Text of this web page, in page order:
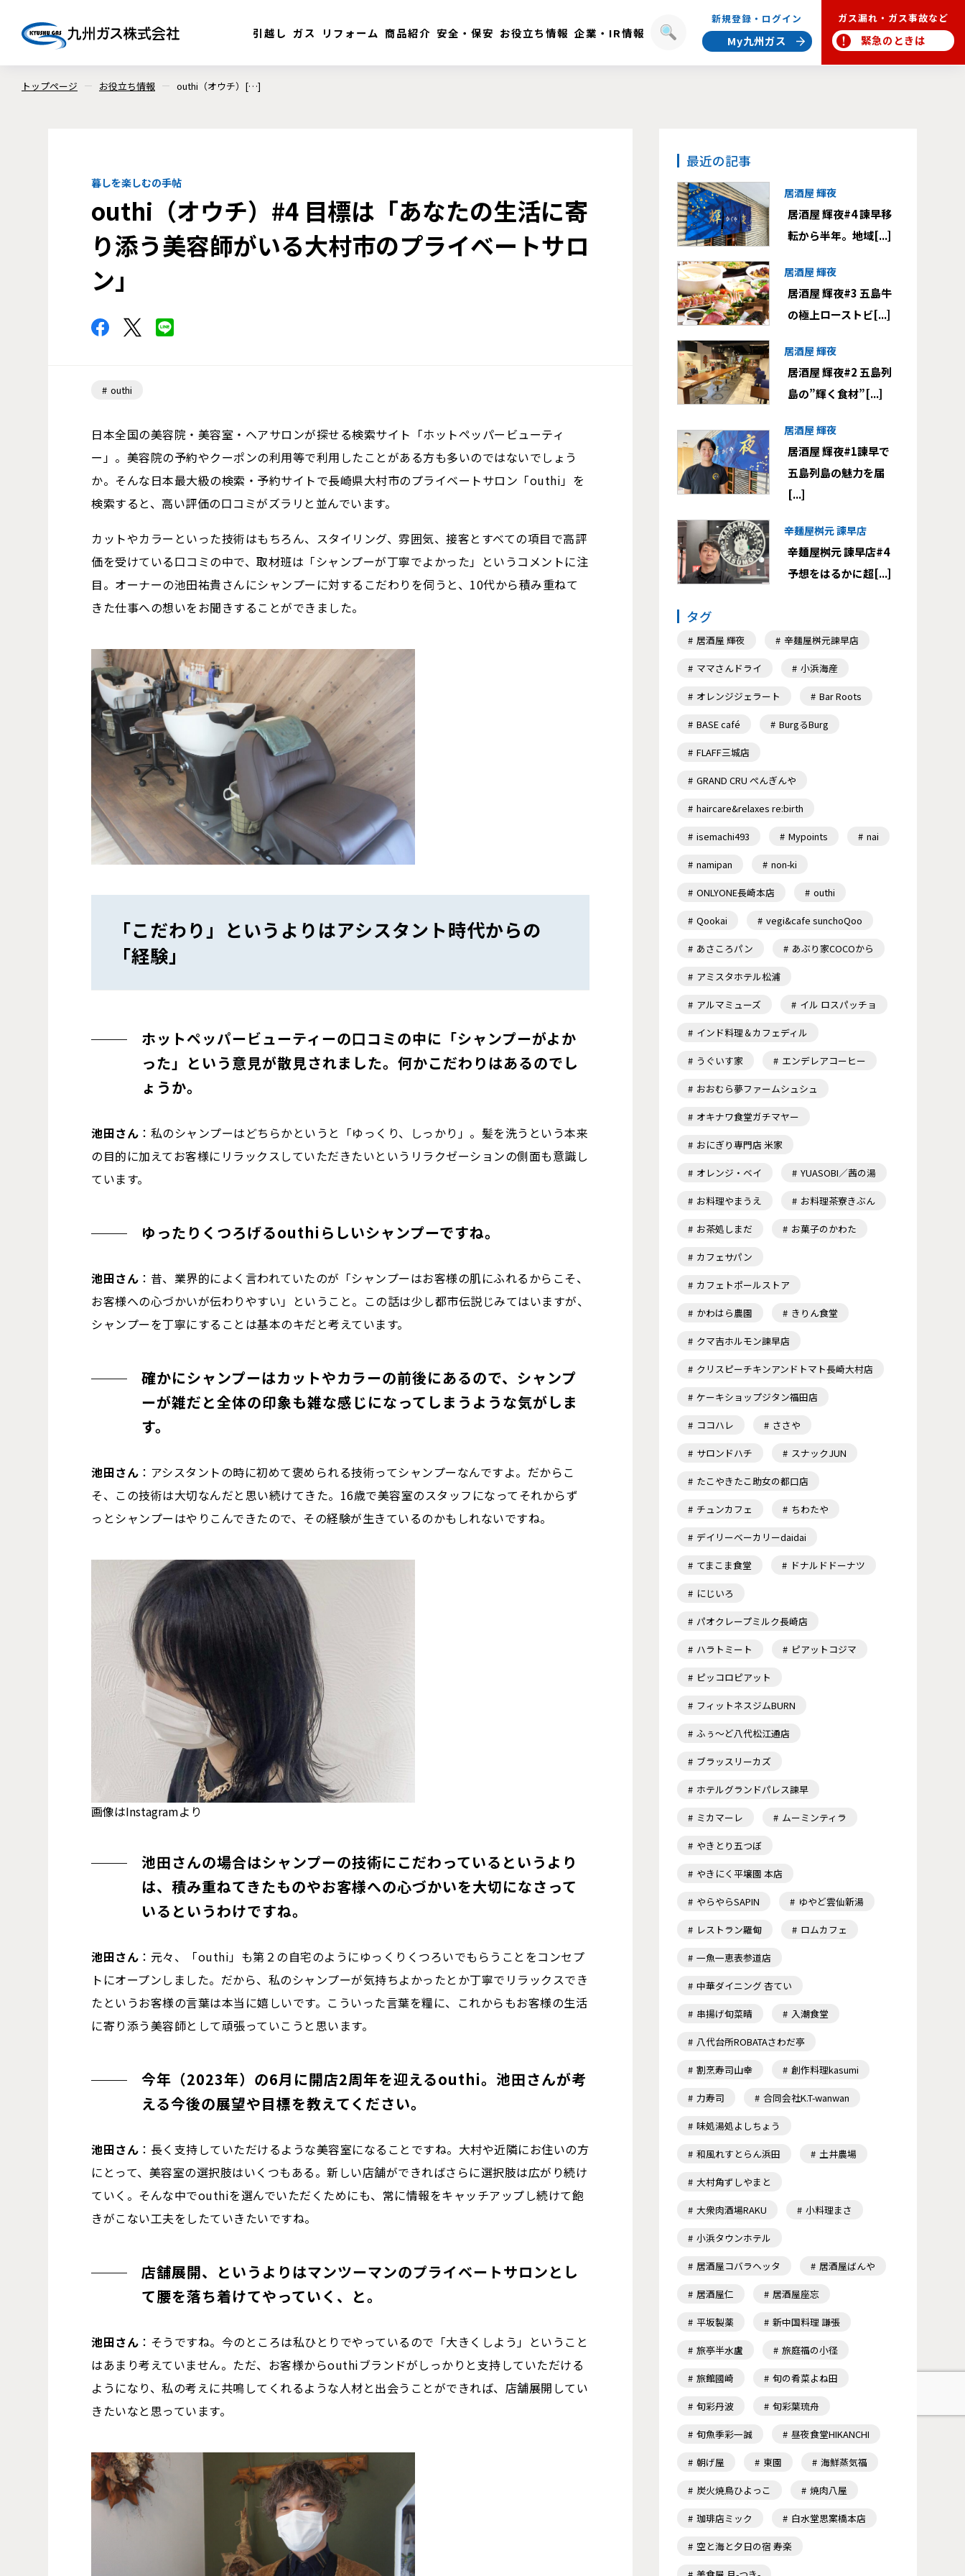
引越し ガス リフォーム 商品紹介 安全・保安 お役立ち情報 企業・IR情報
新規登録・ログイン
My九州ガス
ガス漏れ・ガス事故など
緊急のときは
トップページ お役立ち情報 outhi（オウチ）[…]
暮しを楽しむの手帖
outhi（オウチ）#4 目標は「あなたの生活に寄
り添う美容師がいる大村市のプライベートサロ
ン」
outhi
日本全国の美容院・美容室・ヘアサロンが探せる検索サイト「ホットペッパービューティ
ー」。美容院の予約やクーポンの利用等で利用したことがある方も多いのではないでしょう
か。そんな日本最大級の検索・予約サイトで長崎県大村市のプライベートサロン「outhi」を
検索すると、高い評価の口コミがズラリと並んでいます。
カットやカラーといった技術はもちろん、スタイリング、雰囲気、接客とすべての項目で高評
価を受けている口コミの中で、取材班は「シャンプーが丁寧でよかった」というコメントに注
目。オーナーの池田祐貴さんにシャンプーに対するこだわりを伺うと、10代から積み重ねて
きた仕事への想いをお聞きすることができました。
「こだわり」というよりはアシスタント時代からの
「経験」
ホットペッパービューティーの口コミの中に「シャンプーがよか
った」という意見が散見されました。何かこだわりはあるのでし
ょうか。
池田さん ：私のシャンプーはどちらかというと「ゆっくり、しっかり」。髪を洗うという本来
の目的に加えてお客様にリラックスしていただきたいというリラクゼーションの側面も意識し
ています。
ゆったりくつろげるouthiらしいシャンプーですね。
池田さん ：昔、業界的によく言われていたのが「シャンプーはお客様の肌にふれるからこそ、
お客様への心づかいが伝わりやすい」ということ。この話は少し都市伝説じみてはいますが、
シャンプーを丁寧にすることは基本のキだと考えています。
確かにシャンプーはカットやカラーの前後にあるので、シャンプ
ーが雑だと全体の印象も雑な感じになってしまうような気がしま
す。
池田さん ：アシスタントの時に初めて褒められる技術ってシャンプーなんですよ。だからこ
そ、この技術は大切なんだと思い続けてきた。16歳で美容室のスタッフになってそれからず
っとシャンプーはやりこんできたので、その経験が生きているのかもしれないですね。
画像はInstagramより
池田さんの場合はシャンプーの技術にこだわっているというより
は、積み重ねてきたものやお客様への心づかいを大切になさって
いるというわけですね。
池田さん ：元々、「outhi」も第２の自宅のようにゆっくりくつろいでもらうことをコンセプ
トにオープンしました。だから、私のシャンプーが気持ちよかったとか丁寧でリラックスでき
たというお客様の言葉は本当に嬉しいです。こういった言葉を糧に、これからもお客様の生活
に寄り添う美容師として頑張っていこうと思います。
今年（2023年）の6月に開店2周年を迎えるouthi。池田さんが考
える今後の展望や目標を教えてください。
池田さん ：長く支持していただけるような美容室になることですね。大村や近隣にお住いの方
にとって、美容室の選択肢はいくつもある。新しい店舗ができればさらに選択肢は広がり続け
ていく。そんな中でouthiを選んでいただくためにも、常に情報をキャッチアップし続けて飽
きがこない工夫をしたていきたいですね。
店舗展開、というよりはマンツーマンのプライベートサロンとし
て腰を落ち着けてやっていく、と。
池田さん ：そうですね。今のところは私ひとりでやっているので「大きくしよう」ということ
はあまり考えていません。ただ、お客様からouthiブランドがしっかりと支持していただける
ようになり、私の考えに共鳴してくれるような人材と出会うことができれば、店舗展開してい
きたいなと思っています。
最近の記事
居酒屋 輝夜
居酒屋 輝夜#4 諫早移
転から半年。地域[...]
居酒屋 輝夜
居酒屋 輝夜#3 五島牛
の極上ローストビ[...]
居酒屋 輝夜
居酒屋 輝夜#2 五島列
島の”輝く食材”[...]
居酒屋 輝夜
居酒屋 輝夜#1諫早で
五島列島の魅力を届
[...]
辛麺屋桝元 諫早店
辛麺屋桝元 諫早店#4
予想をはるかに超[...]
タグ
居酒屋 輝夜 辛麺屋桝元諫早店
ママさんドライ 小浜海産
オレンジジェラート Bar Roots
BASE café BurgるBurg
FLAFF三城店
GRAND CRU ぺんぎんや
haircare&relaxes re:birth
isemachi493 Mypoints nai
namipan non-ki
ONLYONE長崎本店 outhi
Qookai vegi&cafe sunchoQoo
あさころパン あぶり家COCOから
アミスタホテル松浦
アルマミューズ イル ロスパッチョ
インド料理＆カフェディル
うぐいす家 エンデレアコーヒー
おおむら夢ファームシュシュ
オキナワ食堂ガチマヤー
おにぎり専門店 米家
オレンジ・ベイ YUASOBI／茜の湯
お料理やまうえ お料理茶寮きぶん
お茶処しまだ お菓子のかわた
カフェサパン
カフェトポールストア
かわはら農園 きりん食堂
クマ吉ホルモン諫早店
クリスピーチキンアンドトマト長崎大村店
ケーキショップジタン福田店
ココハレ ささや
サロンドハチ スナックJUN
たこやきたこ助女の都口店
チュンカフェ ちわたや
デイリーベーカリーdaidai
てまこま食堂 ドナルドドーナツ
にじいろ
パオクレープミルク長崎店
ハラトミート ピアットコジマ
ピッコロピアット
フィットネスジムBURN
ふぅ～ど八代松江通店
ブラッスリーカズ
ホテルグランドパレス諫早
ミカマーレ ムーミンティラ
やきとり五つぼ
やきにく平壌園 本店
やらやらSAPIN ゆやど雲仙新湯
レストラン羅甸 ロムカフェ
一魚一恵表参道店
中華ダイニング 杏てい
串揚げ旬菜晴 入潮食堂
八代台所ROBATAさわだ亭
割烹寿司山幸 創作料理kasumi
力寿司 合同会社K.T-wanwan
味処湯処よしちょう
和風れすとらん浜田 土井農場
大村角ずしやまと
大衆肉酒場RAKU 小料理まさ
小浜タウンホテル
居酒屋コバラヘッタ 居酒屋ばんや
居酒屋仁 居酒屋座忘
平坂製薬 新中国料理 謙張
旅亭半水盧 旅庭福の小径
旅館國崎 旬の肴菜よね田
旬彩丹波 旬彩葉琉舟
旬魚季彩一誠 昼夜食堂HIKANCHI
朝げ屋 東園 海鮮蒸気福
炭火焼鳥ひよっこ 焼肉八屋
珈琲店ミック 白水堂思案橋本店
空と海と夕日の宿 寿楽